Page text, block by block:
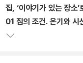
는 독자들에게 근본적인
자신이 원하는 삶은 무엇
려가는 열두 명의 필자들
집, ‘이야기가 있는 장소
01 집의 조건. 온기와 시